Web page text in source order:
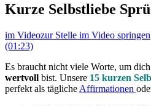
Kurze Selbstliebe
im Videozur Stelle im Video springen
(01:23)
Es braucht nicht viele Worte, um
wertvoll bist. Unsere 15 kurzen
perfekt als tägliche Affirmationen